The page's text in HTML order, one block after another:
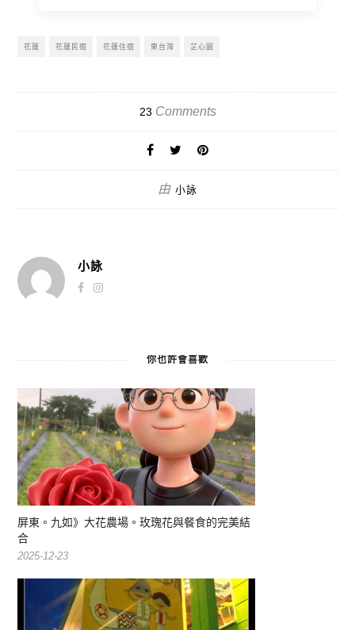
花蓮 花蓮民宿 花蓮住宿 東台灣 芷心園
23 Comments
由 小詠
小詠
你也許會喜歡
屏東。九如》大花農場。玫瑰花與餐食的完美結
合
2025-12-23